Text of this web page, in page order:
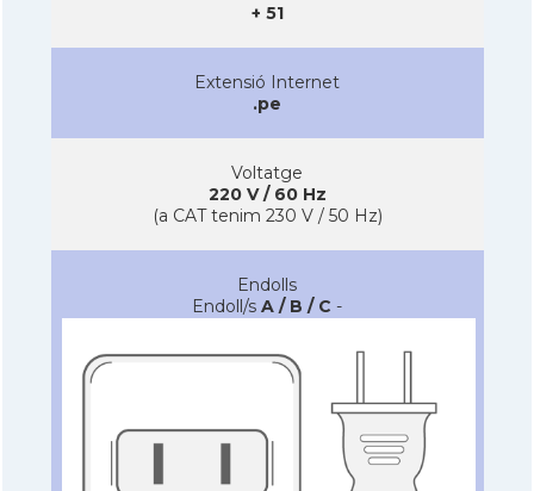
+ 51
Extensió Internet
.pe
Voltatge
220 V / 60 Hz
(a CAT tenim 230 V / 50 Hz)
Endolls
Endoll/s A / B / C -